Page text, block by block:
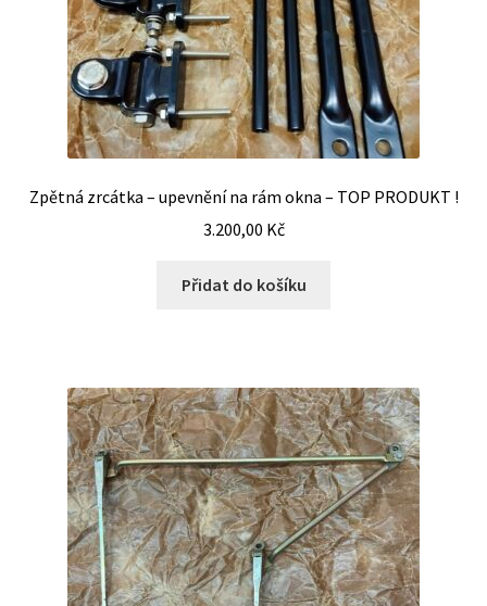
Zpětná zrcátka – upevnění na rám okna – TOP PRODUKT !
3.200,00 Kč
Přidat do košíku